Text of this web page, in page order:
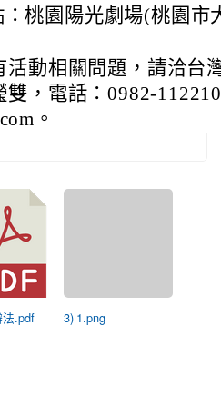
：桃園陽光劇場(桃園市
活動相關問題，請洽台
雙，電話：0982-
。
法.pdf 3) 1.png